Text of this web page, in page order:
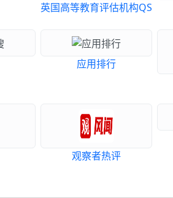
英国高等教育评估机构QS
应用排行
观察者热评